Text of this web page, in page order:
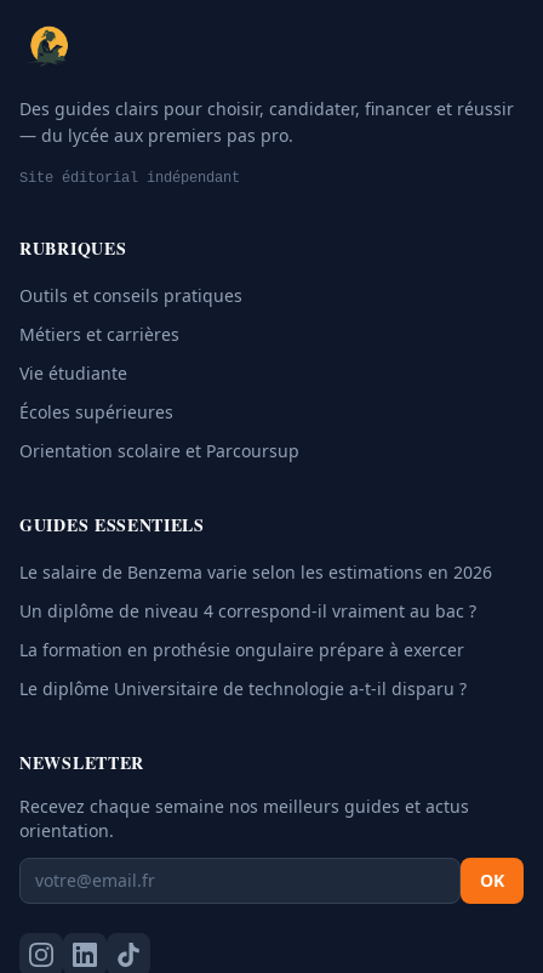
Des guides clairs pour choisir, candidater, financer et réussir
— du lycée aux premiers pas pro.
Site éditorial indépendant
RUBRIQUES
Outils et conseils pratiques
Métiers et carrières
Vie étudiante
Écoles supérieures
Orientation scolaire et Parcoursup
GUIDES ESSENTIELS
Le salaire de Benzema varie selon les estimations en 2026
Un diplôme de niveau 4 correspond-il vraiment au bac ?
La formation en prothésie ongulaire prépare à exercer
Le diplôme Universitaire de technologie a-t-il disparu ?
NEWSLETTER
Recevez chaque semaine nos meilleurs guides et actus
orientation.
OK